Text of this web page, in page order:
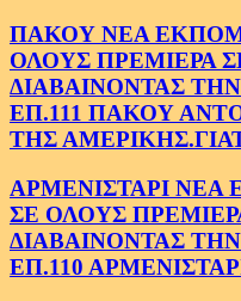
ΠΑΚΟΥ ΝΕΑ
ΟΛΟΥΣ ΠΡΕΜΙΕΡΑ
ΔΙΑΒΑΙΝΟΝΤΑΣ
ΕΠ.111 ΠΑΚΟΥ
ΤΗΣ
ΑΡΜΕΝΙΣΤΑΡΙ
ΣΕ ΟΛΟΥΣ
ΔΙΑΒΑΙΝΟΝΤΑΣ
ΕΠ.110